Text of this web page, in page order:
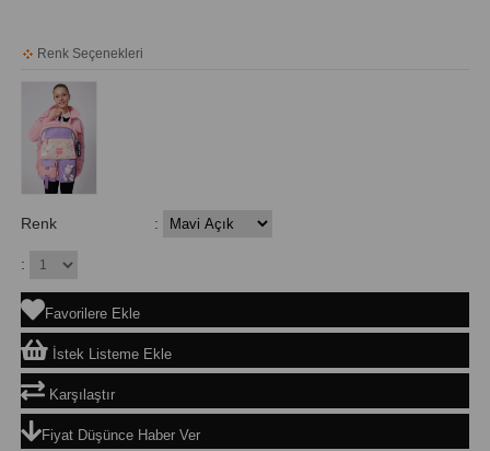
Renk Seçenekleri
Renk :
:
Favorilere Ekle
İstek Listeme Ekle
Karşılaştır
Fiyat Düşünce Haber Ver